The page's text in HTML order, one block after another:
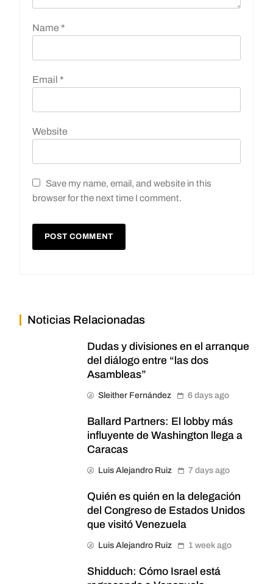
Name *
Email *
Website
Save my name, email, and website in this
browser for the next time I comment.
Noticias Relacionadas
Dudas y divisiones en el arranque
del diálogo entre “las dos
Asambleas”
Sleither Fernández 6 days ago
Ballard Partners: El lobby más
influyente de Washington llega a
Caracas
Luis Alejandro Ruiz 7 days ago
Quién es quién en la delegación
del Congreso de Estados Unidos
que visitó Venezuela
Luis Alejandro Ruiz 1 week ago
Shidduch: Cómo Israel está